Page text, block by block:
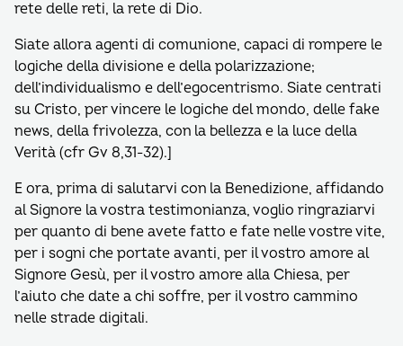
rete delle reti, la rete di Dio.
Siate allora agenti di comunione, capaci di rompere le
logiche della divisione e della polarizzazione;
dell’individualismo e dell’egocentrismo. Siate centrati
su Cristo, per vincere le logiche del mondo, delle fake
news, della frivolezza, con la bellezza e la luce della
Verità (cfr Gv 8,31-32).]
E ora, prima di salutarvi con la Benedizione, affidando
al Signore la vostra testimonianza, voglio ringraziarvi
per quanto di bene avete fatto e fate nelle vostre vite,
per i sogni che portate avanti, per il vostro amore al
Signore Gesù, per il vostro amore alla Chiesa, per
l’aiuto che date a chi soffre, per il vostro cammino
nelle strade digitali.